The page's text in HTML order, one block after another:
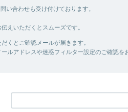
い合わせも受け付けております。
えいただくとスムーズです。
くとご確認メールが届きます。
ルアドレスや迷惑フィルター設定のご確認を